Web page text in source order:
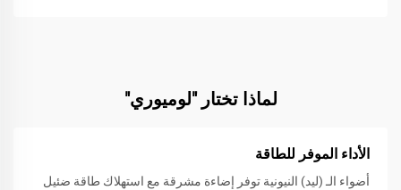
لماذا تختار "لوميوري"
الأداء الموفر للطاقة
أضواء الـ (ليد) النيونية توفر إضاءة مشرقة مع استهلاك طاقة ضئيل